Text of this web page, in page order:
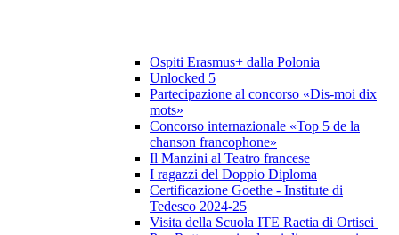
Ospiti Erasmus+ dalla Polonia
Unlocked 5
Partecipazione al concorso «Dis-moi dix
mots»
Concorso internazionale «Top 5 de la
chanson francophone»
Il Manzini al Teatro francese
I ragazzi del Doppio Diploma
Certificazione Goethe - Institute di
Tedesco 2024-25
Visita della Scuola ITE Raetia di Ortisei